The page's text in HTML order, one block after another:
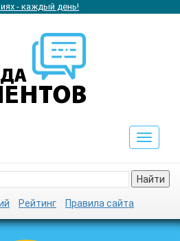
- каждый день!
Toggle
Найти
Рейтинг Правила сайта